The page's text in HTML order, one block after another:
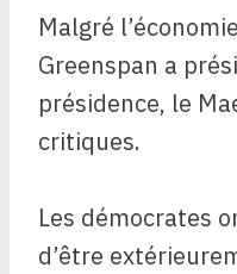
Malgré
Greenspan a
présidence, le
critiques.
Les démocrates
d’être